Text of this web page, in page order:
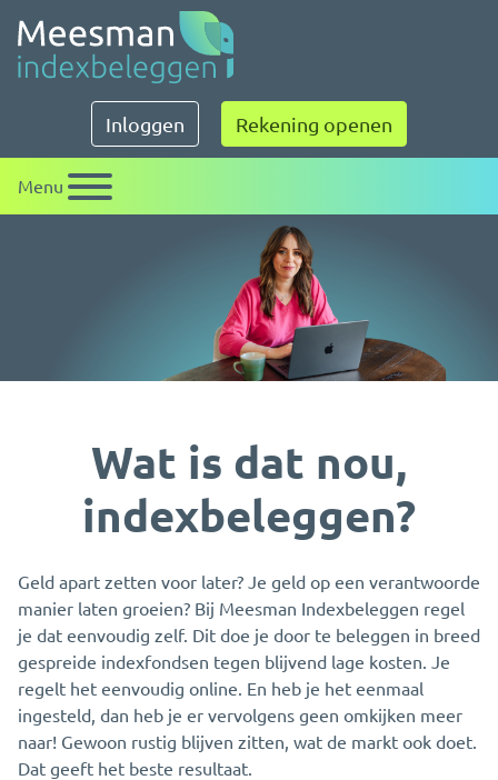
Meesman indexbeleggen
Inloggen Rekening openen
Menu
Wat is dat nou,
indexbeleggen?
Geld apart zetten voor later? Je geld op een verantwoorde
manier laten groeien? Bij Meesman Indexbeleggen regel
je dat eenvoudig zelf. Dit doe je door te beleggen in breed
gespreide indexfondsen tegen blijvend lage kosten. Je
regelt het eenvoudig online. En heb je het eenmaal
ingesteld, dan heb je er vervolgens geen omkijken meer
naar! Gewoon rustig blijven zitten, wat de markt ook doet.
Dat geeft het beste resultaat.